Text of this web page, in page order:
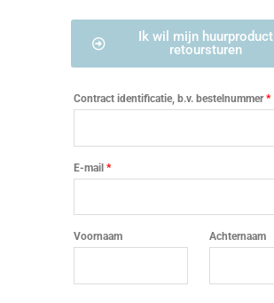
Ik wil mijn huurproduct
retoursturen
Contract identificatie, b.v. bestelnummer*
E-mail *
E-
Voornaam Achternaam